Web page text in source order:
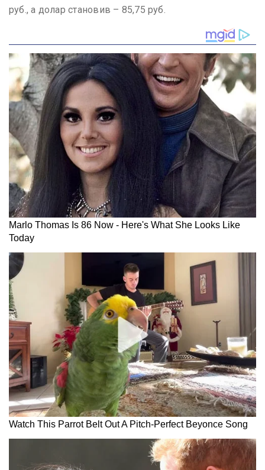
руб., а долар становив – 85,75 руб.